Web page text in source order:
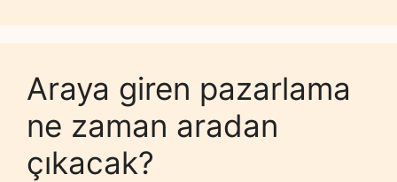
Araya giren pazarlama
ne zaman aradan
çıkacak?